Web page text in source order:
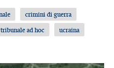
crimini di guerra
tribunale ad hoc ucraina